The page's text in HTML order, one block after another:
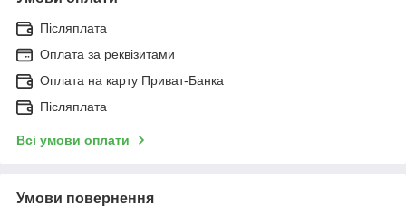
Післяплата
Оплата за реквізитами
Оплата на карту Приват-Банка
Післяплата
Всі умови оплати
Умови повернення